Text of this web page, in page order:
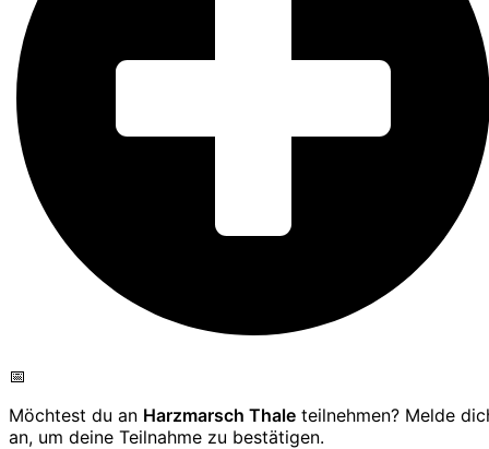
📅
Möchtest du an Harzmarsch Thale teilnehmen? Melde
an, um deine Teilnahme zu bestätigen.